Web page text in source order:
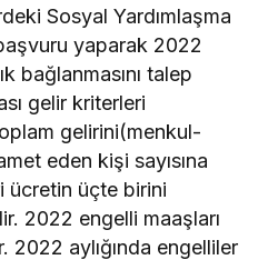
Sosyal Yardımlaşma
yaparak 2022
bağlanmasını talep
gelir kriterleri
gelirini(menkul-
eden kişi sayısına
ücretin üçte birini
2022 engelli maaşları
2022 aylığında engelliler